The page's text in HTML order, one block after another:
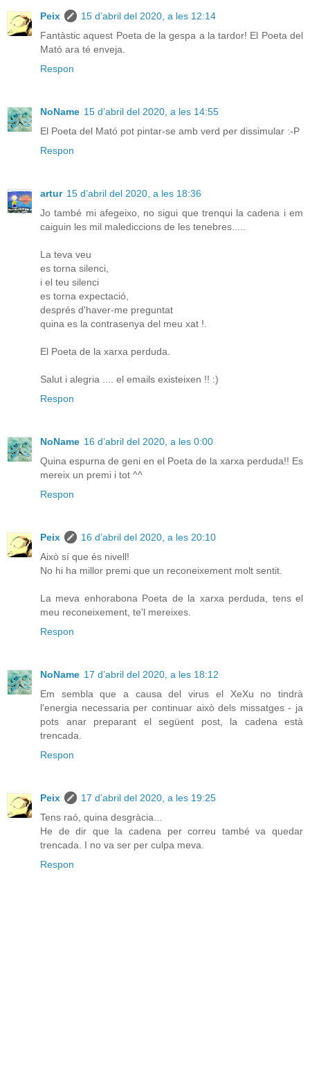
Peix
15 d’abril del 2020, a les 12:14
Fantàstic aquest Poeta de la gespa a la tardor! El Poeta del
Mató ara té enveja.
Respon
NoName 15 d’abril del 2020, a les 14:55
El Poeta del Mató pot pintar-se amb verd per dissimular :-P
Respon
artur 15 d’abril del 2020, a les 18:36
Jo també mi afegeixo, no sigui que trenqui la cadena i em
caiguin les mil malediccions de les tenebres.....
La teva veu
es torna silenci,
i el teu silenci
es torna expectació,
després d'haver-me preguntat
quina es la contrasenya del meu xat !.
El Poeta de la xarxa perduda.
Salut i alegria .... el emails existeixen !! :)
Respon
NoName 16 d’abril del 2020, a les 0:00
Quina espurna de geni en el Poeta de la xarxa perduda!! Es
mereix un premi i tot ^^
Respon
Peix
16 d’abril del 2020, a les 20:10
Això sí que és nivell!
No hi ha millor premi que un reconeixement molt sentit.
La meva enhorabona Poeta de la xarxa perduda, tens el
meu reconeixement, te'l mereixes.
Respon
NoName 17 d’abril del 2020, a les 18:12
Em sembla que a causa del virus el XeXu no tindrà
l'energia necessaria per continuar això dels missatges - ja
pots anar preparant el següent post, la cadena està
trencada.
Respon
Peix
17 d’abril del 2020, a les 19:25
Tens raó, quina desgràcia...
He de dir que la cadena per correu també va quedar
trencada. I no va ser per culpa meva.
Respon